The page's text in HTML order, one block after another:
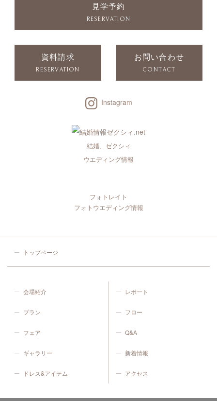
見学予約
RESERVATION
資料請求
RESERVATION
お問い合わせ
CONTACT
Instagram
結婚、ゼクシィ
ウエディング情報
フォトレイト
フォトウエディング情報
トップページ
会場紹介
プラン
フェア
ギャラリー
ドレス&アイテム
レポート
フロー
Q&A
新着情報
アクセス